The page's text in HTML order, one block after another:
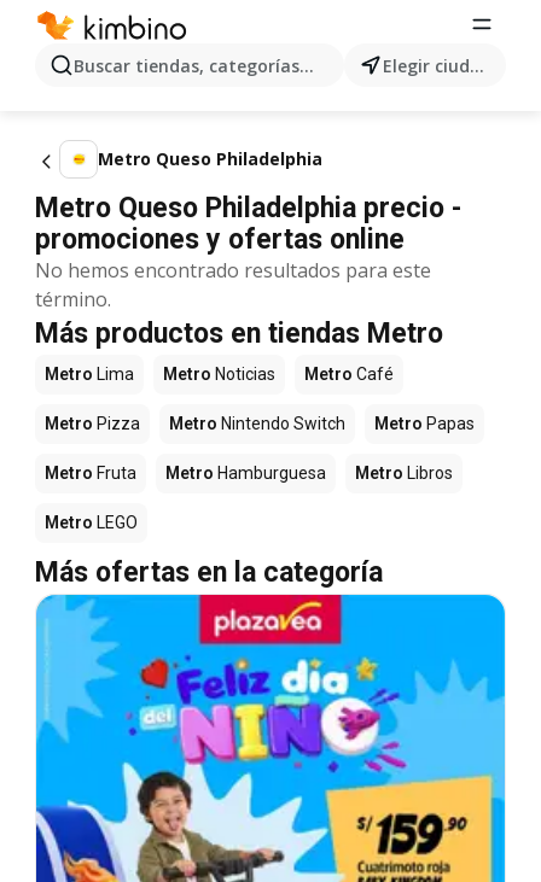
Buscar tiendas, categorías, productos... Elegir ciudad
Metro Queso Philadelphia
Metro Queso Philadelphia precio -
promociones y ofertas online
No hemos encontrado resultados para este
término.
Más productos en tiendas Metro
Metro Lima Metro Noticias Metro Café
Metro Pizza Metro Nintendo Switch Metro Papas
Metro Fruta Metro Hamburguesa Metro Libros
Metro LEGO
Más ofertas en la categoría